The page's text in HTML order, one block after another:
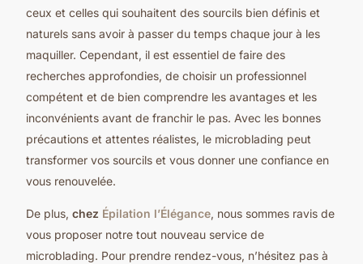
ceux et celles qui souhaitent des sourcils bien définis et
naturels sans avoir à passer du temps chaque jour à les
maquiller. Cependant, il est essentiel de faire des
recherches approfondies, de choisir un professionnel
compétent et de bien comprendre les avantages et les
inconvénients avant de franchir le pas. Avec les bonnes
précautions et attentes réalistes, le microblading peut
transformer vos sourcils et vous donner une confiance en
vous renouvelée.
De plus, chez Épilation l’Élégance, nous sommes ravis de
vous proposer notre tout nouveau service de
microblading. Pour prendre rendez-vous, n’hésitez pas à